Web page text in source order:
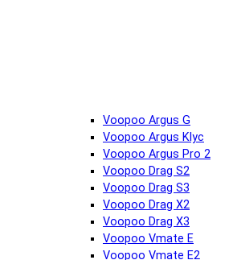
Voopoo Argus G
Voopoo Argus Klyc
Voopoo Argus Pro 2
Voopoo Drag S2
Voopoo Drag S3
Voopoo Drag X2
Voopoo Drag X3
Voopoo Vmate E
Voopoo Vmate E2